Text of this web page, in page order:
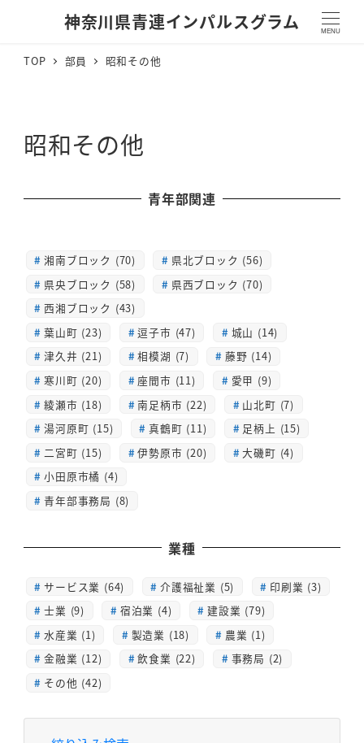
神奈川県青連インパルスグラム MENU
TOP 部員 昭和その他
昭和その他
青年部関連
湘南ブロック (70)
県北ブロック (56)
県央ブロック (58)
県西ブロック (70)
西湘ブロック (43)
葉山町 (23)
逗子市 (47)
城山 (14)
津久井 (21)
相模湖 (7)
藤野 (14)
寒川町 (20)
座間市 (11)
愛甲 (9)
綾瀬市 (18)
南足柄市 (22)
山北町 (7)
湯河原町 (15)
真鶴町 (11)
足柄上 (15)
二宮町 (15)
伊勢原市 (20)
大磯町 (4)
小田原市橘 (4)
青年部事務局 (8)
業種
サービス業 (64) 介護福祉業 (5)
印刷業 (3)
士業 (9)
宿泊業 (4)
建設業 (79)
水産業 (1)
製造業 (18)
農業 (1)
金融業 (12)
飲食業 (22)
事務局 (2)
その他 (42)